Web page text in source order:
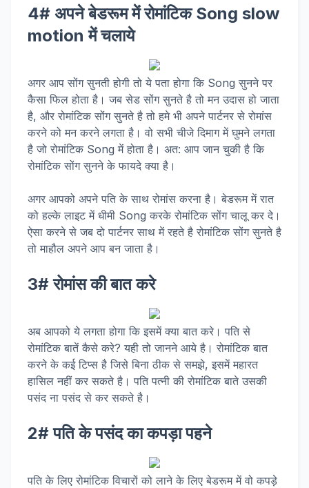
4# अपने बेडरूम में रोमांटिक Song slow
motion में चलाये
अगर आप सोंग सुनती होगी तो ये पता होगा कि Song सुनने पर
कैसा फिल होता है। जब सेड सोंग सुनते है तो मन उदास हो जाता
है, और रोमांटिक सोंग सुनते है तो हमे भी अपने पार्टनर से रोमांस
करने को मन करने लगता है। वो सभी चीजे दिमाग में घुमने लगता
है जो रोमांटिक Song में होता है। अत: आप जान चुकी है कि
रोमांटिक सोंग सुनने के फायदे क्या है।
अगर आपको अपने पति के साथ रोमांस करना है। बेडरूम में रात
को हल्के लाइट में धीमी Song करके रोमांटिक सोंग चालू कर दे।
ऐसा करने से जब दो पार्टनर साथ में रहते है रोमांटिक सोंग सुनते है
तो माहौल अपने आप बन जाता है।
3# रोमांस की बात करे
अब आपको ये लगता होगा कि इसमें क्या बात करे। पति से
रोमांटिक बातें कैसे करे? यही तो जानने आये है। रोमांटिक बात
करने के कई टिप्स है जिसे बिना ठीक से समझे, इसमें महारत
हासिल नहीं कर सकते है। पति पत्नी की रोमांटिक बाते उसकी
पसंद ना पसंद से कर सकते है।
2# पति के पसंद का कपड़ा पहने
पति के लिए रोमांटिक विचारों को लाने के लिए बेडरूम में वो कपड़े